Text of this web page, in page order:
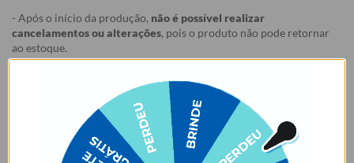
- Após o início da produção, não é possível realizar
cancelamentos ou alterações, pois o produto não pode retornar
ao estoque.
- Descascamento: 6 meses;
- Amarelamento: 6 meses;
- Demais defeitos de fábrica: 3 meses.
Ei, atenção aí!